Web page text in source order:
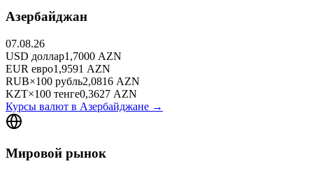
Азербайджан
07.08.26
USD доллар1,7000 AZN
EUR евро1,9591 AZN
RUB×100 рубль2,0816 AZN
KZT×100 тенге0,3627 AZN
Курсы валют в Азербайджане →
Мировой рынок